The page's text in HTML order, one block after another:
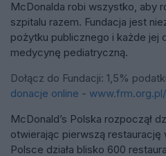
McDonalda robi wszystko, aby
szpitalu razem. Fundacja jest
pożytku publicznego i każde jej
medycynę pediatryczną.
Dołącz do Fundacji: 1,5%
donacje online - www.frm.org.pl/
McDonald’s Polska rozpoczął
otwierając pierwszą restaurację
Polsce działa blisko 600